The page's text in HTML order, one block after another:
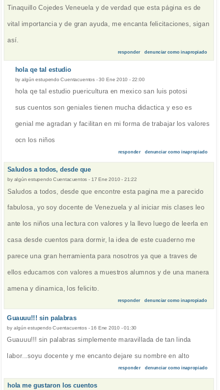
Tinaquillo Cojedes Veneuela y de verdad que esta página es de
vital importancia y de gran ayuda, me encanta felicitaciones, sigan
así.
responder denunciar como inapropiado
hola qe tal estudio
byalgún estupendo Cuentacuentos -30 Ene 2010 - 22:00
hola qe tal estudio puericultura en mexico san luis potosi
sus cuentos son geniales tienen mucha didactica y eso es
genial me agradan y facilitan en mi forma de trabajar los valores
ocn los niños
responder denunciar como inapropiado
Saludos a todos, desde que
by algún estupendo Cuentacuentos - 17 Ene 2010 - 21:22
Saludos a todos, desde que encontre esta pagina me a parecido
fabulosa, yo soy docente de Venezuela y al iniciar mis clases leo
ante los niños una lectura con valores y la llevo luego de leerla en
casa desde cuentos para dormir, la idea de este cuaderno me
parece una gran herramienta para nosotros ya que a traves de
ellos educamos con valores a muestros alumnos y de una manera
amena y dinamica, los felicito.
responder denunciar como inapropiado
Guauuu!!! sin palabras
by algún estupendo Cuentacuentos- 16 Ene 2010 - 01:30
Guauuu!!! sin palabras simplemente maravillada de tan linda
labor...soyu docente y me encanto dejare su nombre en alto
responder denunciar como inapropiado
hola me gustaron los cuentos